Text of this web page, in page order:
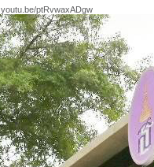
youtu.be/ptRvwaxADgw